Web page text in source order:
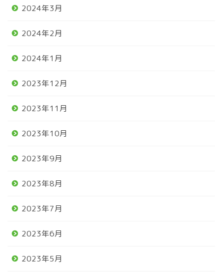
2024年3月
2024年2月
2024年1月
2023年12月
2023年11月
2023年10月
2023年9月
2023年8月
2023年7月
2023年6月
2023年5月